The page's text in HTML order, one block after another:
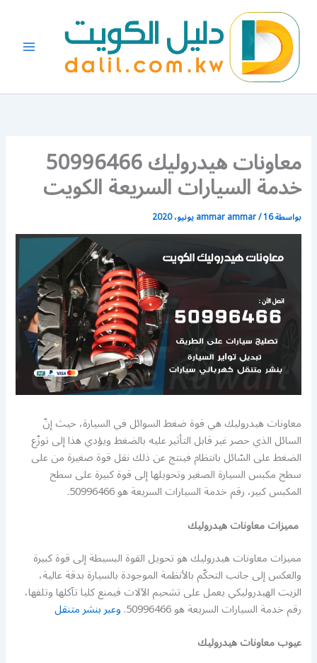
المحتوى
معاونات هيدروليك 50996466
خدمة السيارات السريعة الكويت
بواسطة ammar ammar/16 يونيو، 2020
معاونات هيدروليك هي قوة ضغط السوائل في السيارة، حيث إنّ
السائل الذي حصر غير قابل التأثير عليه بالضغط ويؤدي هذا إلى توزّع
الضغط على السّائل بانتظام فينتج عن ذلك نقل قوة صغيرة من على
سطح مكبس السيارة الصغير وتحويلها إلى قوة كبيرة على سطح
المكبس كبير، رقم خدمة السيارات السريعة هو 50996466.
مميزات معاونات هيدروليك
مميزات معاونات هيدروليك هو تحويل القوة البسيطة إلى قوة كبيرة
والعكس إلى جانب التحكّم بالأنظمة الموجودة بالسيارة بدقة عالية،
الزيت الهيدروليكي يعمل على تشحيم الآلات فيمنع كليا تآكلها وتلفها،
رقم خدمة السيارات السريعة هو 50996466.
وعبر بنشر متنقل
عيوب معاونات هيدروليك